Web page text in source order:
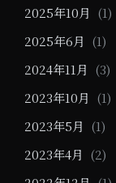
2025年10月 (1)
2025年6月 (1)
2024年11月 (3)
2023年10月 (1)
2023年5月 (1)
2023年4月 (2)